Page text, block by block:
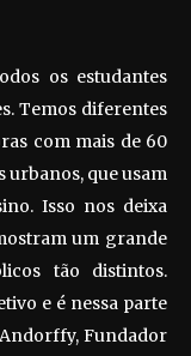
os estudantes
Temos diferentes
com mais de 60
urbanos, que usam
Isso nos deixa
um grande
tão distintos.
e é nessa parte
Andorffy, Fundador